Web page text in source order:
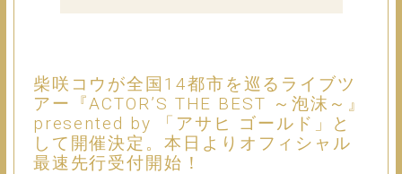
柴咲コウが全国14都市を巡るライブツ
アー『ACTOR’S THE BEST ～泡沫～』
presented by 「アサヒ ゴールド」と
して開催決定。本日よりオフィシャル
最速先行受付開始！